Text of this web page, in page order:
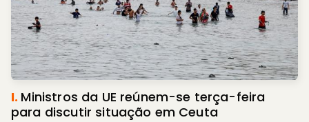
I. Ministros da UE reúnem-se terça-feira
para discutir situação em Ceuta